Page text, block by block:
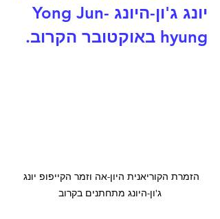
יונג ג'ון-היונג Yong Jun-
hyung באוקטובר הקרוב.
הזמרת הקוריאנית היון-אה וזמר הקייפופ יונג
ג'ון-היונג מתחתנים בקרוב